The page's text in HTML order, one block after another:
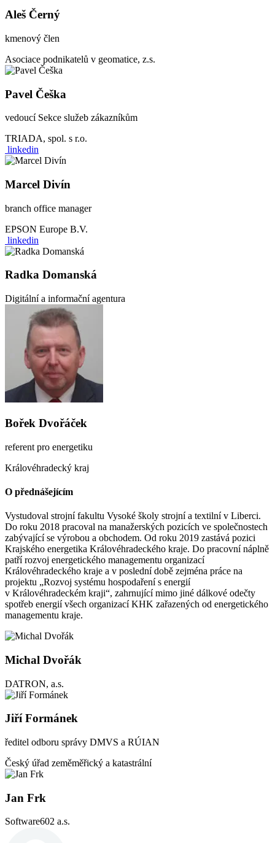
Aleš Černý
kmenový člen
Asociace podnikatelů v geomatice, z.s.
Pavel Češka
vedoucí Sekce služeb zákazníkům
TRIADA, spol. s r.o.
linkedin
Marcel Divín
branch office manager
EPSON Europe B.V.
linkedin
Radka Domanská
Digitální a informační agentura
Bořek Dvořáček
referent pro energetiku
Královéhradecký kraj
O přednášejícím
Vystudoval strojní fakultu Vysoké školy strojní a textilní v Liberci.
Do roku 2018 pracoval na manažerských pozicích ve společnostech
zabývající se výrobou a obchodem. Od roku 2019 zastává pozici
Krajského energetika Královéhradeckého kraje. Do pracovní náplně
patří rozvoj energetického managementu organizací
Královéhradeckého kraje a v poslední době zejména práce na
projektu „Rozvoj systému hospodaření s energií
v Královéhradeckém kraji“, zahrnující mimo jiné dálkové odečty
spotřeb energií všech organizací KHK zařazených od energetického
managementu kraje.
Michal Dvořák
DATRON, a.s.
Jiří Formánek
ředitel odboru správy DMVS a RÚIAN
Český úřad zeměměřický a katastrální
Jan Frk
Software602 a.s.